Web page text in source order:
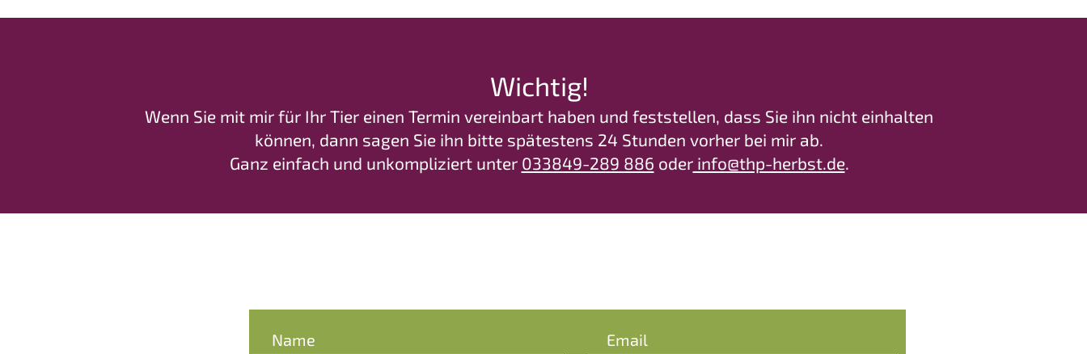
Wichtig!
Wenn Sie mit mir für Ihr Tier einen Termin vereinbart haben und feststellen, dass Sie ihn nicht einhalten
können, dann sagen Sie ihn bitte spätestens 24 Stunden vorher bei mir ab.
Ganz einfach und unkompliziert unter 033849-289 886 oderinfo@thp-herbst.de.